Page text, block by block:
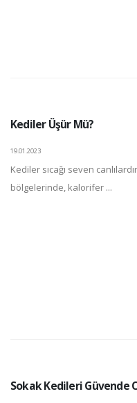
Kediler Üşür Mü?
19.01.2023
Kediler sıcağı seven
bölgelerinde, kalorifer ...
Sokak Kedileri Güvende